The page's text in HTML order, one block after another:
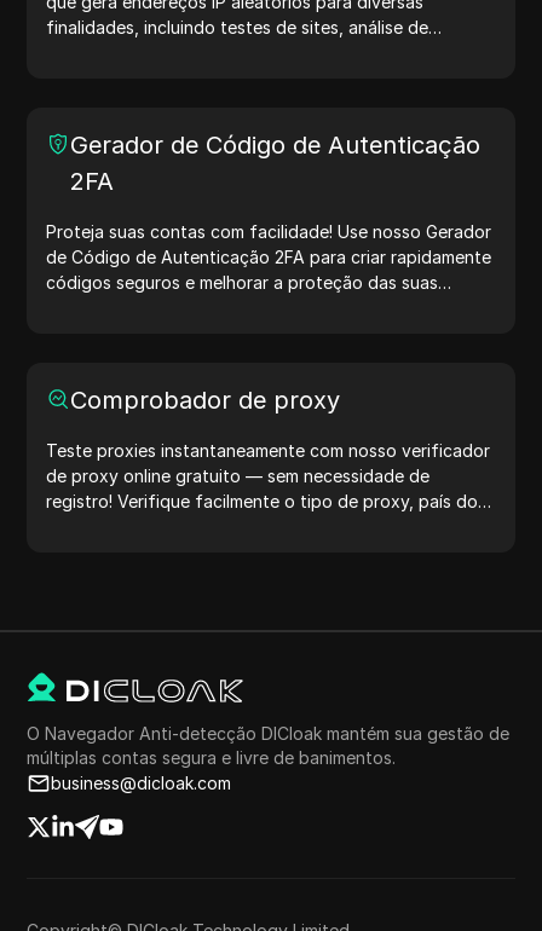
finalidades, incluindo testes de sites, análise de
para testar geolocalização, verificar privacidade e
muito mais. Simplifique seus fluxos de trabalho e
otimize seu processo de desenvolvimento — gere
Gerador de Código de Autenticação
2FA
Proteja suas contas com facilidade! Use nosso Gerador
de Código de Autenticação 2FA para criar rapidamente
códigos seguros e melhorar a proteção das suas
Comprobador de proxy
Teste proxies instantaneamente com nosso verificador
de proxy online gratuito — sem necessidade de
registro! Verifique facilmente o tipo de proxy, país do
O Navegador Anti-detecção DICloak mantém sua gestão de
múltiplas contas segura e livre de banimentos.
business@dicloak.com